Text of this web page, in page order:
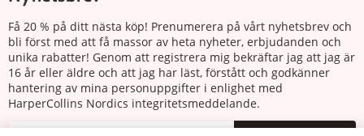
Få 20 % på ditt nästa köp! Prenumerera på vårt nyhetsbrev och
bli först med att få massor av heta nyheter, erbjudanden och
unika rabatter! Genom att registrera mig bekräftar jag att jag är
16 år eller äldre och att jag har läst, förstått och godkänner
hantering av mina personuppgifter i enlighet med
HarperCollins Nordics integritetsmeddelande.